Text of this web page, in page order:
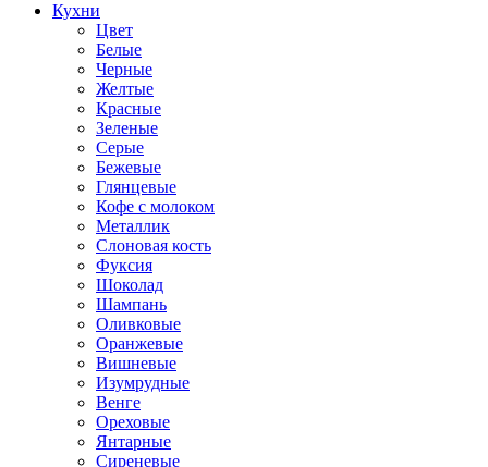
Кухни
Цвет
Белые
Черные
Желтые
Красные
Зеленые
Серые
Бежевые
Глянцевые
Кофе с молоком
Металлик
Слоновая кость
Фуксия
Шоколад
Шампань
Оливковые
Оранжевые
Вишневые
Изумрудные
Венге
Ореховые
Янтарные
Сиреневые